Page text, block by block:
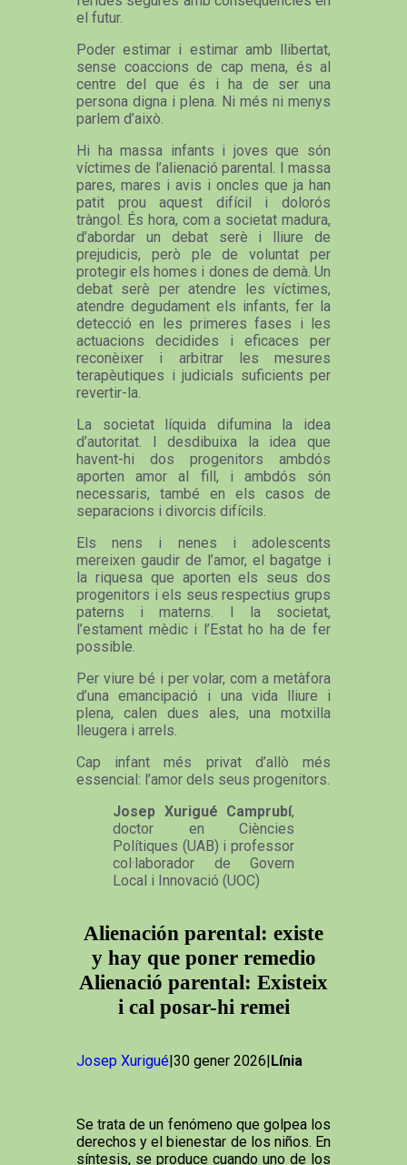
el futur.
Poder estimar i estimar amb llibertat,
sense coaccions de cap mena, és al
centre del que és i ha de ser una
persona digna i plena. Ni més ni menys
parlem d’això.
Hi ha massa infants i joves que són
víctimes de l’alienació parental. I massa
pares, mares i avis i oncles que ja han
patit prou aquest difícil i dolorós
tràngol. És hora, com a societat madura,
d’abordar un debat serè i lliure de
prejudicis, però ple de voluntat per
protegir els homes i dones de demà. Un
debat serè per atendre les víctimes,
atendre degudament els infants, fer la
detecció en les primeres fases i les
actuacions decidides i eficaces per
reconèixer i arbitrar les mesures
terapèutiques i judicials suficients per
revertir-la.
La societat líquida difumina la idea
d’autoritat. I desdibuixa la idea que
havent-hi dos progenitors ambdós
aporten amor al fill, i ambdós són
necessaris, també en els casos de
separacions i divorcis difícils.
Els nens i nenes i adolescents
mereixen gaudir de l’amor, el bagatge i
la riquesa que aporten els seus dos
progenitors i els seus respectius grups
paterns i materns. I la societat,
l’estament mèdic i l’Estat ho ha de fer
possible.
Per viure bé i per volar, com a metàfora
d’una emancipació i una vida lliure i
plena, calen dues ales, una motxilla
lleugera i arrels.
Cap infant més privat d’allò més
essencial: l’amor dels seus progenitors.
Josep Xurigué Camprubí,
doctor en Ciències
Polítiques (UAB) i professor
col·laborador de Govern
Local i Innovació (UOC)
Alienación parental: existe
y hay que poner remedio
Alienació parental: Existeix
i cal posar-hi remei
Josep Xurigué|30 gener 2026|Línia
Se trata de un fenómeno que golpea los
derechos y el bienestar de los niños. En
síntesis, se produce cuando uno de los